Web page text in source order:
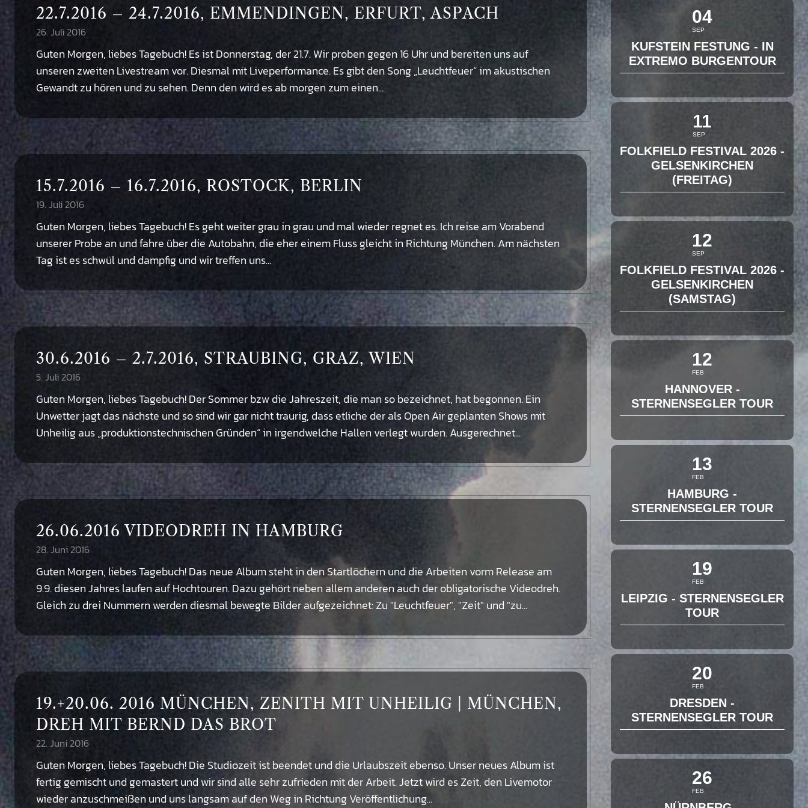
22.7.2016 – 24.7.2016, EMMENDINGEN, ERFURT, ASPACH
26. Juli 2016
Guten Morgen, liebes Tagebuch! Es ist Donnerstag, der 21.7. Wir proben gegen 16 Uhr und bereiten uns auf
unseren zweiten Livestream vor. Diesmal mit Liveperformance. Es gibt den Song „Leuchtfeuer“ im akustischen
Gewandt zu hören und zu sehen. Denn den wird es ab morgen zum einen...
15.7.2016 – 16.7.2016, ROSTOCK, BERLIN
19. Juli 2016
Guten Morgen, liebes Tagebuch! Es geht weiter grau in grau und mal wieder regnet es. Ich reise am Vorabend
unserer Probe an und fahre über die Autobahn, die eher einem Fluss gleicht in Richtung München. Am nächsten
Tag ist es schwül und dampfig und wir treffen uns...
30.6.2016 – 2.7.2016, STRAUBING, GRAZ, WIEN
5. Juli 2016
Guten Morgen, liebes Tagebuch! Der Sommer bzw die Jahreszeit, die man so bezeichnet, hat begonnen. Ein
Unwetter jagt das nächste und so sind wir gar nicht traurig, dass etliche der als Open Air geplanten Shows mit
Unheilig aus „produktionstechnischen Gründen“ in irgendwelche Hallen verlegt wurden. Ausgerechnet...
26.06.2016 VIDEODREH IN HAMBURG
28. Juni 2016
Guten Morgen, liebes Tagebuch! Das neue Album steht in den Startlöchern und die Arbeiten vorm Release am
9.9. diesen Jahres laufen auf Hochtouren. Dazu gehört neben allem anderen auch der obligatorische Videodreh.
Gleich zu drei Nummern werden diesmal bewegte Bilder aufgezeichnet: Zu "Leuchtfeuer", "Zeit" und "zu...
19.+20.06. 2016 MÜNCHEN, ZENITH MIT UNHEILIG | MÜNCHEN,
DREH MIT BERND DAS BROT
22. Juni 2016
Guten Morgen, liebes Tagebuch! Die Studiozeit ist beendet und die Urlaubszeit ebenso. Unser neues Album ist
fertig gemischt und gemastert und wir sind alle sehr zufrieden mit der Arbeit. Jetzt wird es Zeit, den Livemotor
wieder anzuschmeißen und uns langsam auf den Weg in Richtung Veröffentlichung...
04
SEP
KUFSTEIN FESTUNG - IN
EXTREMO BURGENTOUR
11
SEP
FOLKFIELD FESTIVAL 2026 -
GELSENKIRCHEN
(FREITAG)
12
SEP
FOLKFIELD FESTIVAL 2026 -
GELSENKIRCHEN
(SAMSTAG)
12
FEB
HANNOVER -
STERNENSEGLER TOUR
13
FEB
HAMBURG -
STERNENSEGLER TOUR
19
FEB
LEIPZIG - STERNENSEGLER
TOUR
20
FEB
DRESDEN -
STERNENSEGLER TOUR
26
FEB